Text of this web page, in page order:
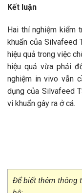
Kết luận
Hai thí nghiệm kiểm
khuẩn của Silvafeed
hiệu quả trong việc
hiệu quả vừa phải
nghiệm in vivo vẫn
dụng của Silvafeed
vi khuẩn gây ra ở cá.
Để biết thêm thông